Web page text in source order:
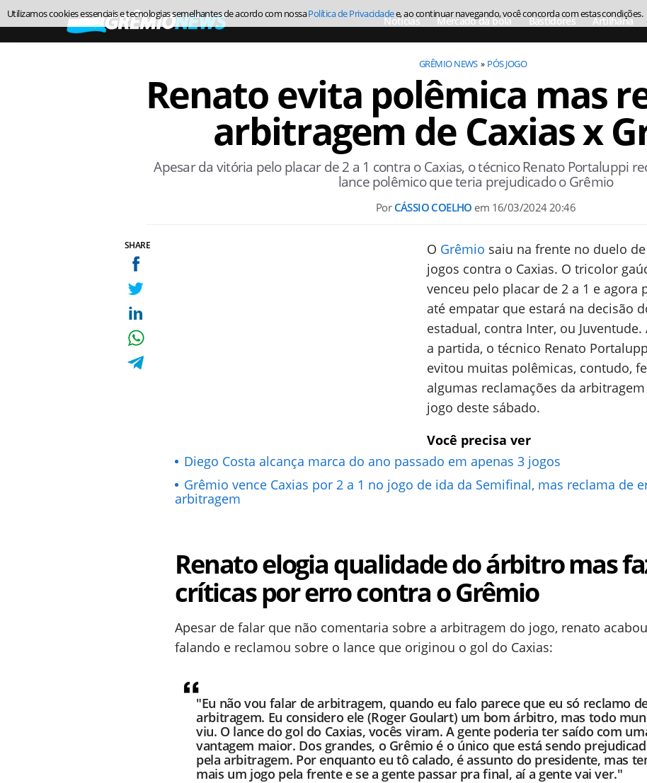
Notícias Mercado da bola Bastidores Artilharia
GRÊMIO NEWS PÓS JOGO
Renato evita polêmica mas
arbitragem de Caxias x
Apesar da vitória pelo placar de 2 a 1 contra o Caxias, o técnico Renato Portaluppi
lance polêmico que teria prejudicado o Grêmio
Por CÁSSIO COELHO em 16/03/2024 20:46
SHARE O Grêmio saiu na frente no duelo
jogos contra o Caxias. O tricolor
venceu pelo placar de 2 a 1 e agora
até empatar que estará na decisão
estadual, contra Inter, ou Juventude.
a partida, o técnico Renato
evitou muitas polêmicas, contudo,
algumas reclamações da
jogo deste sábado.
Você precisa ver
Diego Costa alcança marca do ano passado em apenas 3 jogos
Grêmio vence Caxias por 2 a 1 no jogo de ida da Semifinal, mas reclama de
arbitragem
Renato elogia qualidade do árbitro mas
críticas por erro contra o Grêmio
Apesar de falar que não comentaria sobre a arbitragem do jogo, renato acabou
falando e reclamou sobre o lance que originou o gol do Caxias:
"Eu não vou falar de arbitragem, quando eu falo parece que eu só reclamo
arbitragem. Eu considero ele (Roger Goulart) um bom árbitro, mas todo
viu. O lance do gol do Caxias, vocês viram. A gente poderia ter saído com
vantagem maior. Dos grandes, o Grêmio é o único que está sendo
pela arbitragem. Por enquanto eu tô calado, é assunto do presidente, mas
mais um jogo pela frente e se a gente passar pra final, aí a gente vai ver."
Utilizamos cookies essenciais e tecnologias semelhantes de acordo com nossaPolítica de Privacidadee, ao continuar navegando, você concorda com estas condições.